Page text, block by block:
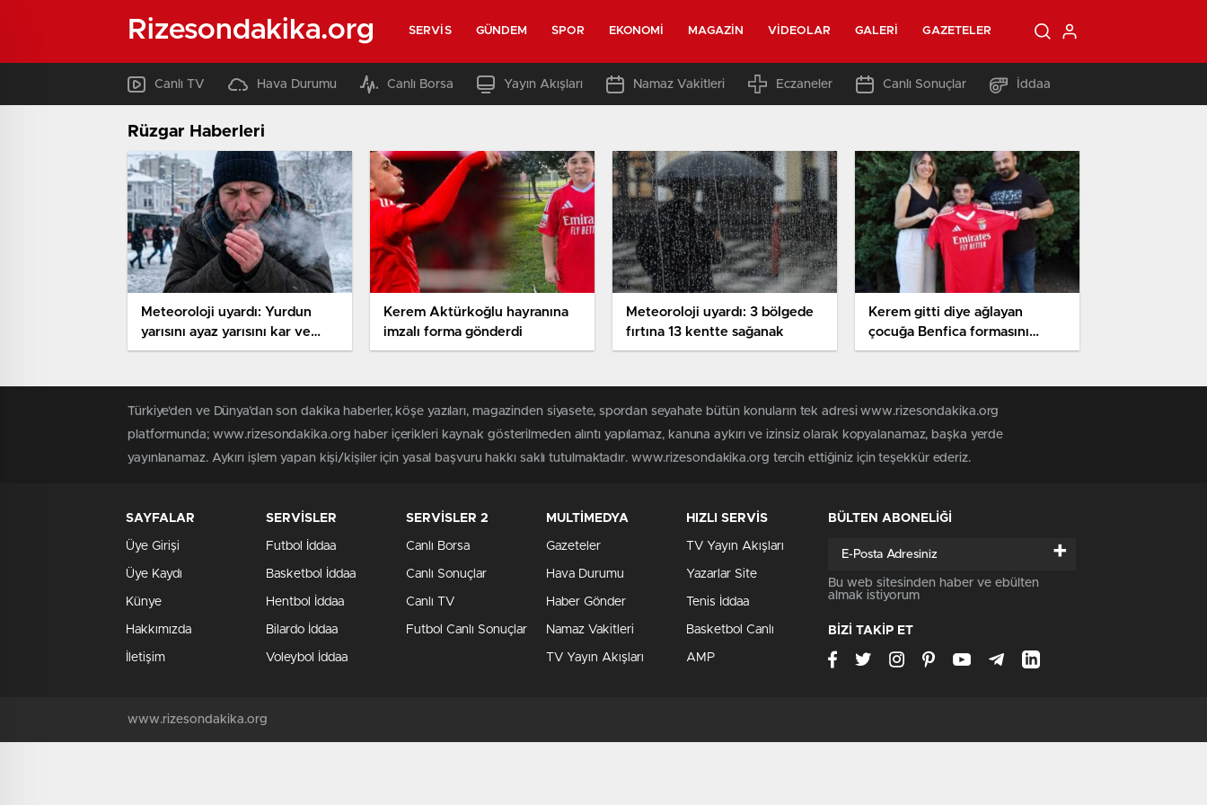
Rizesondakika.org SERVIS GÜNDEM SPOR EKONOMI MAGAZIN VIDEOLAR GALERI GAZETELER
Canlı TV Hava Durumu Canlı Borsa Yayın Akışları Namaz Vakitleri Eczaneler Canlı Sonuçlar İddaa
Rüzgar Haberleri
Meteoroloji uyardı: Yurdun
yarısını ayaz yarısını kar ve
fırtına vuracak
Kerem Aktürkoğlu hayranına
imzalı forma gönderdi
Meteoroloji uyardı: 3 bölgede
fırtına 13 kentte sağanak
Kerem gitti diye ağlayan
çocuğa Benfica formasını
yolladı
Türkiye'den ve Dünya’dan son dakika haberler, köşe yazıları, magazinden siyasete, spordan seyahate bütün konuların tek adresi www.rizesondakika.org
platformunda; www.rizesondakika.org haber içerikleri kaynak gösterilmeden alıntı yapılamaz, kanuna aykırı ve izinsiz olarak kopyalanamaz, başka yerde
yayınlanamaz. Aykırı işlem yapan kişi/kişiler için yasal başvuru hakkı saklı tutulmaktadır. www.rizesondakika.org tercih ettiğiniz için teşekkür ederiz.
SAYFALAR
Üye Girişi
Üye Kaydı
Künye
Hakkımızda
İletişim
SERVİSLER
Futbol İddaa
Basketbol İddaa
Hentbol İddaa
Bilardo İddaa
Voleybol İddaa
SERVİSLER 2
Canlı Borsa
Canlı Sonuçlar
Canlı TV
Futbol Canlı Sonuçlar
MULTİMEDYA
Gazeteler
Hava Durumu
Haber Gönder
Namaz Vakitleri
TV Yayın Akışları
HIZLI SERVİS
TV Yayın Akışları
Yazarlar Site
Tenis İddaa
Basketbol Canlı
AMP
BÜLTEN ABONELİĞİ
+
Bu web sitesinden haber ve ebülten
almak istiyorum
BİZİ TAKİP ET
www.rizesondakika.org